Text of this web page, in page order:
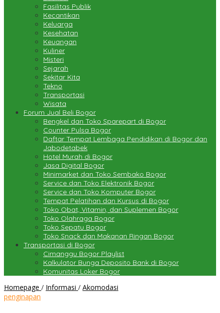
Fasilitas Publik
Kecantikan
Keluarga
Kesehatan
Keuangan
Kuliner
Misteri
Sejarah
Sekitar Kita
Tekno
Transportasi
Wisata
Forum Jual Beli Bogor
Bengkel dan Toko Sparepart di Bogor
Counter Pulsa Bogor
Daftar Tempat Lembaga Pendidikan di Bogor dan
Jabodetabek
Hotel Murah di Bogor
Jasa Digital Bogor
Minimarket dan Toko Sembako Bogor
Service dan Toko Elektronik Bogor
Service dan Toko Komputer Bogor
Tempat Pelatihan dan Kursus di Bogor
Toko Obat, Vitamin, dan Suplemen Bogor
Toko Olahraga Bogor
Toko Sepatu Bogor
Toko Snack dan Makanan Ringan Bogor
Transportasi di Bogor
Cimanggu Bogor Playlist
Kalkulator Bunga Deposito Bank di Bogor
Komunitas Loker Bogor
Homepage / Informasi / Akomodasi
penginapan